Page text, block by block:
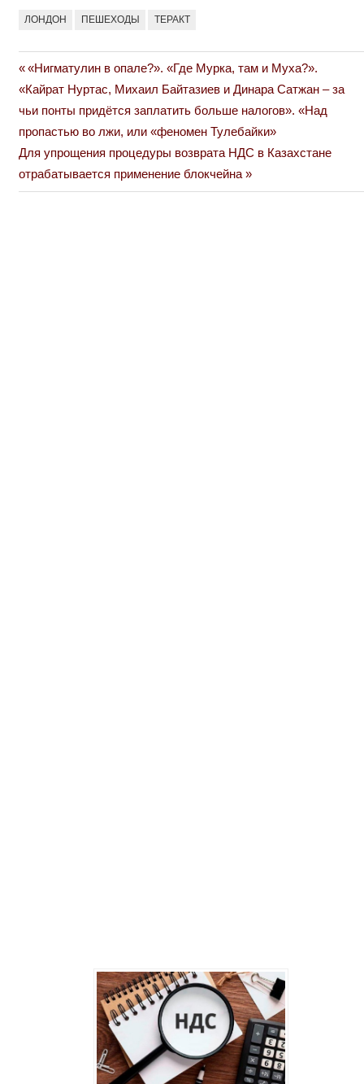
ЛОНДОН ПЕШЕХОДЫ ТЕРАКТ
Навигация
по
записям
Previous
Post:
«Нигматулин в опале?». «Где Мурка, там и Муха?».
«Кайрат Нуртас, Михаил Байтазиев и Динара Сатжан – за
чьи понты придётся заплатить больше налогов». «Над
пропастью во лжи, или «феномен Тулебайки»
Next
Post:
Для упрощения процедуры возврата НДС в Казахстане
отрабатывается применение блокчейна